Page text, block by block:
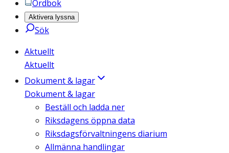
Ordbok
Aktivera lyssna
Sök
Aktuellt
Aktuellt
Dokument & lagar
Dokument & lagar
Beställ och ladda ner
Riksdagens öppna data
Riksdagsförvaltningens diarium
Allmänna handlingar